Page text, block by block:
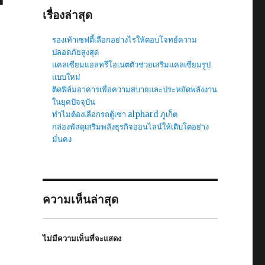
เรื่องล่าสุด
รองเท้าเซฟตี้เลือกอย่างไรให้ตอบโจทย์ความ
ปลอดภัยสูงสุด
แคลเซียมแอลทรีโอเนตตัวช่วยเสริมแคลเซียมรูป
แบบใหม่
ติดฟิล์มอาคารเพื่อความสบายและประหยัดพลังงาน
ในยุคปัจจุบัน
ทำไมต้องเลือกรถตู้เช่า alphard ภูเก็ต
กล่องพัสดุเสริมพลังธุรกิจออนไลน์ให้เติบโตอย่าง
มั่นคง
ความเห็นล่าสุด
ไม่มีความเห็นที่จะแสดง